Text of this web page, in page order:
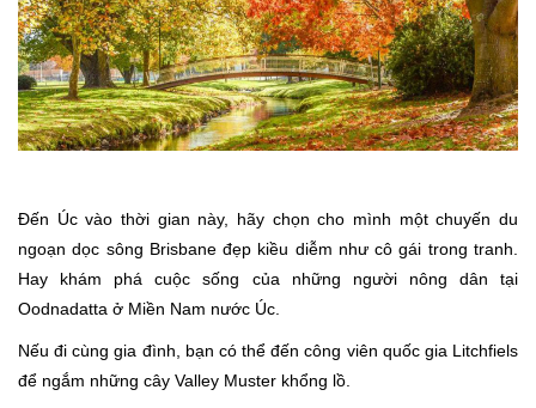
Đến Úc vào thời gian này, hãy chọn cho mình một chuyến du
ngoạn dọc sông Brisbane đẹp kiều diễm như cô gái trong tranh.
Hay khám phá cuộc sống của những người nông dân tại
Oodnadatta ở Miền Nam nước Úc.
Nếu đi cùng gia đình, bạn có thể đến công viên quốc gia Litchfiels
để ngắm những cây Valley Muster khổng lồ.